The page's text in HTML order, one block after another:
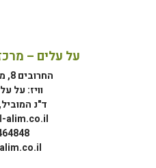
על עלים –
החרובים 8, מושב ציפורי
וויז: על
ד"נ המוביל,
alim.co.il